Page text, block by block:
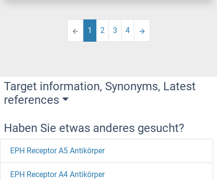
1 2 3 4
Target information, Synonyms, Latest
references
Haben Sie etwas anderes gesucht?
EPH Receptor A5 Antikörper
EPH Receptor A4 Antikörper